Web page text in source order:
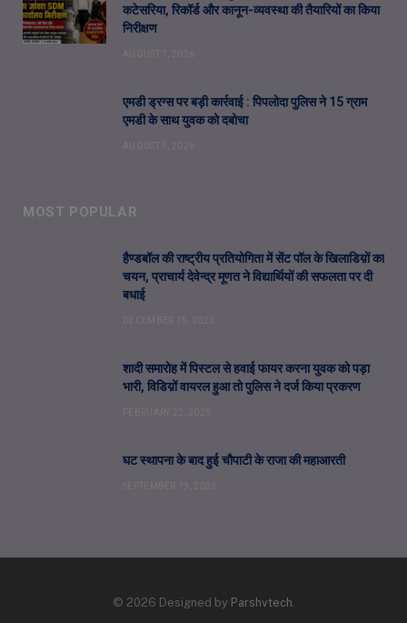
कटेसरिया, रिकॉर्ड और कानून-व्यवस्था की तैयारियों का किया
निरीक्षण
एमडी ड्रग्स पर बड़ी कार्रवाई : पिपलोदा पुलिस ने 15 ग्राम
एमडी के साथ युवक को दबोचा
MOST POPULAR
हैण्डबॉल की राष्ट्रीय प्रतियोगिता में सेंट पॉल के खिलाडिय़ों का
चयन, प्राचार्य देवेन्द्र मूणत ने विद्यार्थियों की सफलता पर दी
बधाई
शादी समारोह में पिस्टल से हवाई फायर करना युवक को पड़ा
भारी, विडिय़ों वायरल हुआ तो पुलिस ने दर्ज किया प्रकरण
घट स्थापना के बाद हुई चौपाटी के राजा की महाआरती
© 2026 Designed by Parshvtech